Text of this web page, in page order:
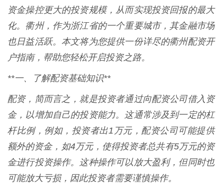
资金操控更大的投资规模，从而实现投资回报的最大
化。衢州，作为浙江省的一个重要城市，其金融市场
也日益活跃。本文将为您提供一份详尽的衢州配资开
户指南，帮助您轻松开启投资之路。
**一、了解配资基础知识**
配资，简而言之，就是投资者通过向配资公司借入资
金，以增加自己的投资能力。这通常涉及到一定的杠
杆比例，例如，投资者出1万元，配资公司可能提供
额外的资金，如4万元，使得投资者总共有5万元的资
金进行投资操作。这种操作可以放大盈利，但同时也
可能放大亏损，因此投资者需要谨慎操作。